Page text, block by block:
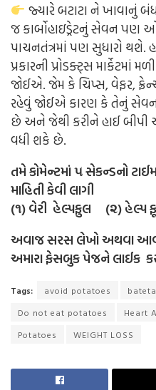
જ્યારે બટાટા ને ખાવાનું
જ કાર્બોહાઇડ્રેટનું સેવન પણ
પાચનતંત્રમાં પણ સુધારો થશે.
પ્રકારની પ્રોડક્ટ્સ
જોઈએ. જેમ કે ચિપ્સ, વેફર,
રહેવું જોઈએ કારણ કે તેનું સેવન
છે અને જેથી કરીને હાઈ
વધી શકે છે.
તમે કોમેન્ટમાં ૫ સેકન્ડનો
માહિતી કેવી લાગી
(૧) વેરી હેલ્પફુલ (૨)
અવાજ સરસ લેખો અથવા
અમારા ફેસબુક પેજને લાઈક
Tags: avoid potatoes bateta
Do not eat potatoes
Heart
Potatoes
WEIGHT LOSS